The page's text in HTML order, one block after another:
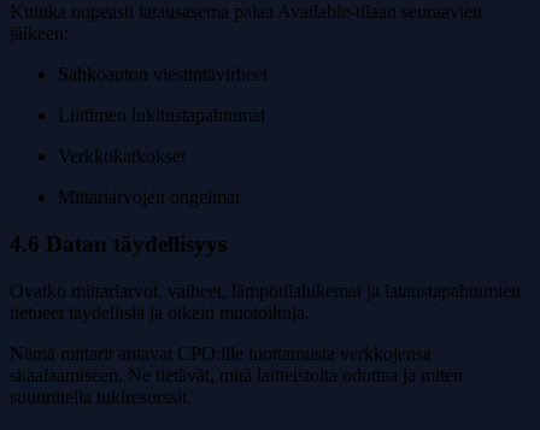
Kuinka nopeasti latausasema palaa Available-tilaan seuraavien
jälkeen:
Sähköauton viestintävirheet
Liittimen lukitustapahtumat
Verkkokatkokset
Mittariarvojen ongelmat
4.6 Datan täydellisyys
Ovatko mittariarvot, vaiheet, lämpötilalukemat ja lataustapahtumien
tietueet täydellisiä ja oikein muotoiltuja.
Nämä mittarit antavat CPO:ille luottamusta verkkojensa
skaalaamiseen. Ne tietävät, mitä laitteistolta odottaa ja miten
suunnitella tukiresurssit.